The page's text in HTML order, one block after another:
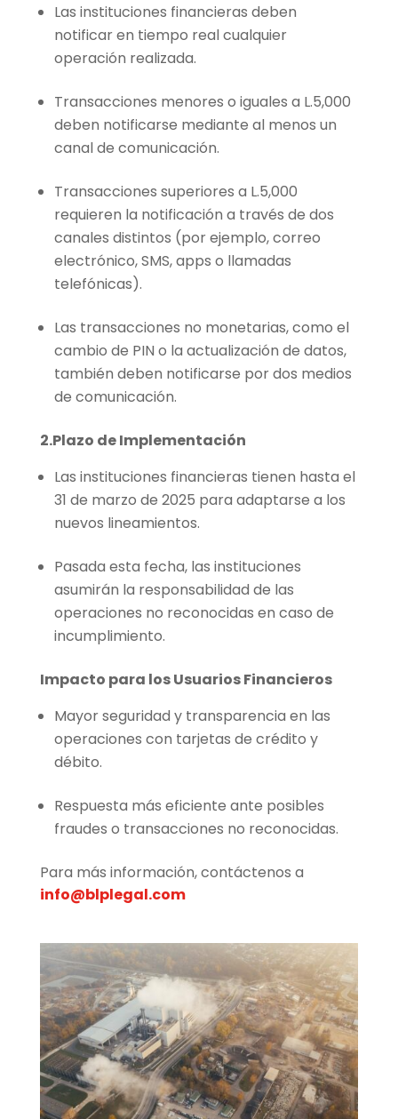
Las instituciones financieras deben
notificar en tiempo real cualquier
operación realizada.
Transacciones menores o iguales a L.5,000
deben notificarse mediante al menos un
canal de comunicación.
Transacciones superiores a L.5,000
requieren la notificación a través de dos
canales distintos (por ejemplo, correo
electrónico, SMS, apps o llamadas
telefónicas).
Las transacciones no monetarias, como el
cambio de PIN o la actualización de datos,
también deben notificarse por dos medios
de comunicación.
2.Plazo de Implementación
Las instituciones financieras tienen hasta el
31 de marzo de 2025 para adaptarse a los
nuevos lineamientos.
Pasada esta fecha, las instituciones
asumirán la responsabilidad de las
operaciones no reconocidas en caso de
incumplimiento.
Impacto para los Usuarios Financieros
Mayor seguridad y transparencia en las
operaciones con tarjetas de crédito y
débito.
Respuesta más eficiente ante posibles
fraudes o transacciones no reconocidas.
Para más información, contáctenos a
info@blplegal.com